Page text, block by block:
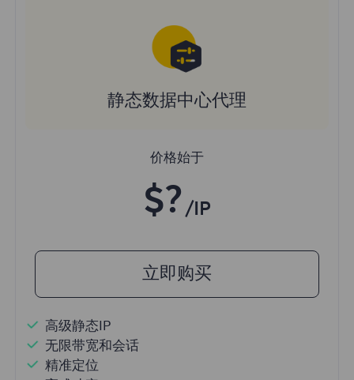
静态数据中心代理
价格始于
$? /IP
立即购买
高级静态IP
无限带宽和会话
精准定位